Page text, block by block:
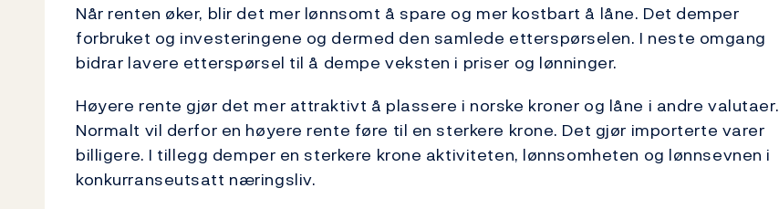
Når renten øker, blir det mer lønnsomt å spare og mer kostbart å låne. Det demper
forbruket og investeringene og dermed den samlede etterspørselen. I neste omgang
bidrar lavere etterspørsel til å dempe veksten i priser og lønninger.
Høyere rente gjør det mer attraktivt å plassere i norske kroner og låne i andre valutaer.
Normalt vil derfor en høyere rente føre til en sterkere krone. Det gjør importerte varer
billigere. I tillegg demper en sterkere krone aktiviteten, lønnsomheten og lønnsevnen i
konkurranseutsatt næringsliv.